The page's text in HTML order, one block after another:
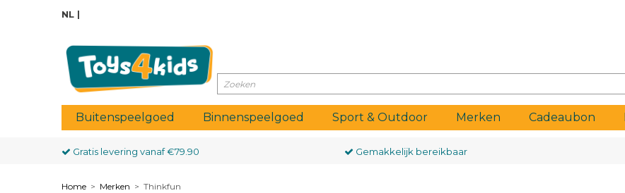
NL
Buitenspeelgoed Binnenspeelgoed Sport & Outdoor Merken Cadeaubon
Gratis levering vanaf€79.90 Gemakkelijk bereikbaar
Home > Merken > Thinkfun